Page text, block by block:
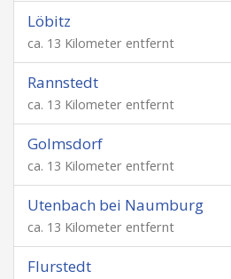
Löbitz
ca. 13 Kilometer entfernt
Rannstedt
ca. 13 Kilometer entfernt
Golmsdorf
ca. 13 Kilometer entfernt
Utenbach bei Naumburg
ca. 13 Kilometer entfernt
Flurstedt